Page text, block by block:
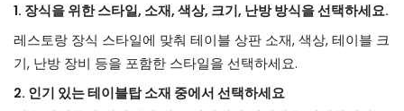
1. 장식을 위한 스타일, 소재, 색상, 크기, 난방 방식을 선택하세요.
레스토랑 장식 스타일에 맞춰 테이블 상판 소재, 색상, 테이블 크
기, 난방 장비 등을 포함한 스타일을 선택하세요.
2. 인기 있는 테이블탑 소재 중에서 선택하세요